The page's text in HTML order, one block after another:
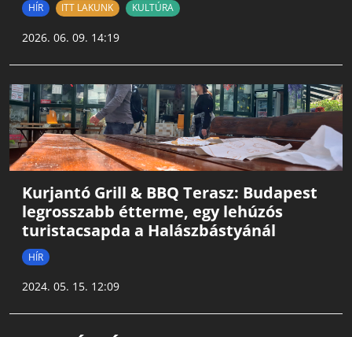
HÍR ITT LAKUNK KULTÚRA
2026. 06. 09. 14:19
Kurjantó Grill & BBQ Terasz: Budapest
legrosszabb étterme, egy lehúzós
turistacsapda a Halászbástyánál
HÍR
2024. 05. 15. 12:09